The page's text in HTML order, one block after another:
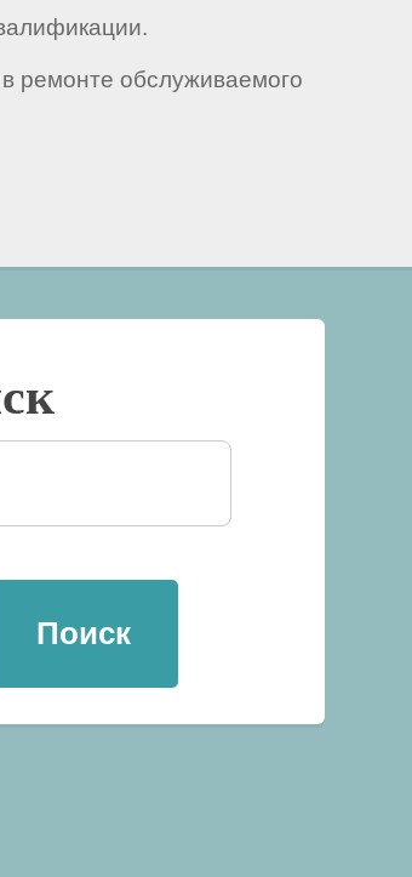
ремонте обслуживаемого